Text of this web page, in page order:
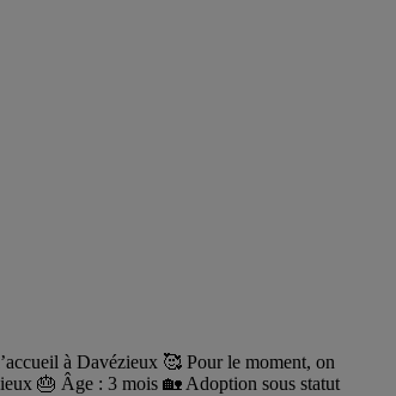
à Davézieux 🥰 Pour le moment, on
🎂 Âge : 3 mois 🏡 Adoption sous statut